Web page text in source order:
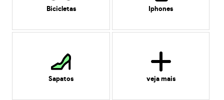
Bicicletas Iphones
Sapatos veja mais